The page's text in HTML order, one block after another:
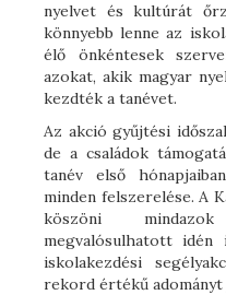
nyelvet és kultúrát
könnyebb lenne az
élő önkéntesek
azokat, akik magyar
kezdték a tanévet.
Az akció gyűjtési
de a családok
tanév első
minden felszerelése. A
köszöni
megvalósulhatott idén
iskolakezdési
rekord értékű